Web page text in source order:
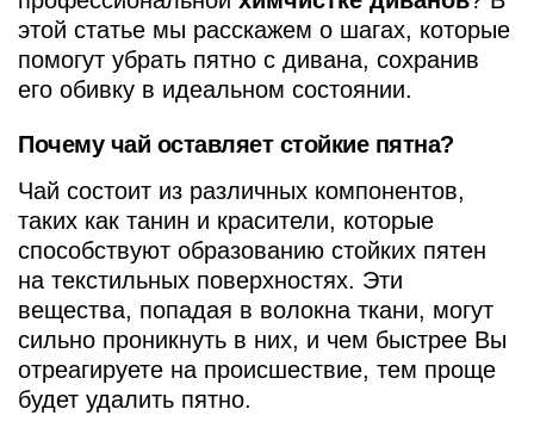
этой статье мы расскажем о шагах, которые
помогут убрать пятно с дивана, сохранив
его обивку в идеальном состоянии.
Почему чай оставляет стойкие пятна?
Чай состоит из различных компонентов,
таких как танин и красители, которые
способствуют образованию стойких пятен
на текстильных поверхностях. Эти
вещества, попадая в волокна ткани, могут
сильно проникнуть в них, и чем быстрее Вы
отреагируете на происшествие, тем проще
будет удалить пятно.